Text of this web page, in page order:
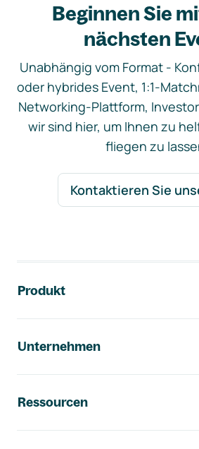
Beginnen Sie
nächsten
Unabhängig vom Format -
oder hybrides Event, 1:1-
Networking-Plattform,
wir sind hier, um Ihnen zu
fliegen zu
Kontaktieren Sie
Produkt
Unternehmen
Ressourcen